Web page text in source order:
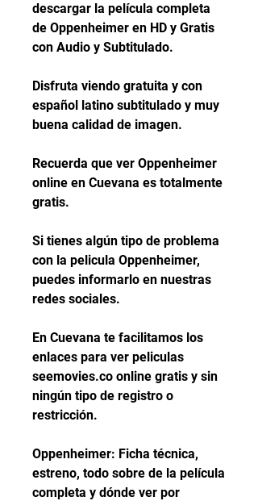
descargar la película completa
de Oppenheimer en HD y Gratis
con Audio y Subtitulado.
Disfruta viendo gratuita y con
español latino subtitulado y muy
buena calidad de imagen.
Recuerda que ver Oppenheimer
online en Cuevana es totalmente
gratis.
Si tienes algún tipo de problema
con la pelicula Oppenheimer,
puedes informarlo en nuestras
redes sociales.
En Cuevana te facilitamos los
enlaces para ver peliculas
seemovies.co online gratis y sin
ningún tipo de registro o
restricción.
Oppenheimer: Ficha técnica,
estreno, todo sobre de la película
completa y dónde ver por